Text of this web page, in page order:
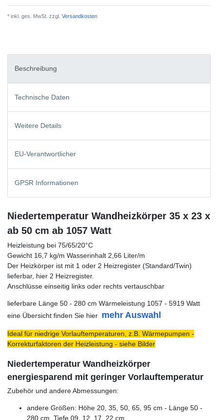
* inkl. ges. MwSt. zzgl. Versandkosten
Beschreibung
Technische Daten
Weitere Details
EU-Verantwortlicher
GPSR Informationen
Niedertemperatur Wandheizkörper 35 x 23 x
ab 50 cm ab 1057 Watt
Heizleistung bei 75/65/20°C
Gewicht 16,7 kg/m Wasserinhalt 2,66 Liter/m
Der Heizkörper ist mit 1 oder 2 Heizregister (Standard/Twin)
lieferbar, hier 2 Heizregister.
Anschlüsse einseitig links oder rechts vertauschbar
lieferbare Länge 50 - 280 cm Wärmeleistung 1057 - 5919 Watt
eine Übersicht finden Sie hier mehr Auswahl
Ideal für niedrige Vorlauftemperaturen, z.B. Wärmepumpen -
Korrekturfaktoren der Heizleistung - siehe Bilder
Niedertemperatur Wandheizkörper
energiesparend mit geringer Vorlauftemperatur
Zubehör und andere Abmessungen:
andere Größen: Höhe 20, 35, 50, 65, 95 cm - Länge 50 -
280 cm, Tiefe 09, 12, 17, 22 cm